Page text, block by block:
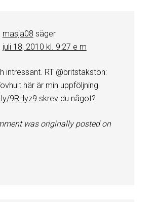
masja08 säger
juli 18, 2010 kl. 9:27 e m
intressant. RT @britstakston:
här är min uppföljning
9RHyz9 skrev du något?
was originally posted on